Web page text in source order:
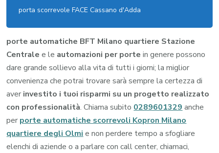
porta scorrevole FACE Cassano d'Adda
porte automatiche BFT Milano quartiere Stazione
Centralee le automazioni per portein genere possono
dare grande sollievo alla vita di tutti i giorni; la miglior
convenienza che potrai trovare sarà sempre la certezza di
aver investito i tuoi risparmi su un progetto realizzato
con professionalità. Chiama subito0289601329anche
per porte automatiche scorrevoli Kopron Milano
quartiere degli Olmie non perdere tempo a sfogliare
elenchi di aziende o a parlare con call center, chiamaci,